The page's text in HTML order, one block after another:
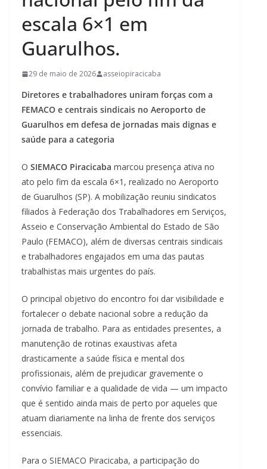
escala 6×1 em
Guarulhos.
29 de maio de 2026 asseiopiracicaba
Diretores e trabalhadores uniram forças com a
FEMACO e centrais sindicais no Aeroporto de
Guarulhos em defesa de jornadas mais dignas e
saúde para a categoria
O SIEMACO Piracicaba marcou presença ativa no
ato pelo fim da escala 6×1, realizado no Aeroporto
de Guarulhos (SP). A mobilização reuniu sindicatos
filiados à Federação dos Trabalhadores em Serviços,
Asseio e Conservação Ambiental do Estado de São
Paulo (FEMACO), além de diversas centrais sindicais
e trabalhadores engajados em uma das pautas
trabalhistas mais urgentes do país.
O principal objetivo do encontro foi dar visibilidade e
fortalecer o debate nacional sobre a redução da
jornada de trabalho. Para as entidades presentes, a
manutenção de rotinas exaustivas afeta
drasticamente a saúde física e mental dos
profissionais, além de prejudicar gravemente o
convívio familiar e a qualidade de vida — um impacto
que é sentido ainda mais de perto por aqueles que
atuam diariamente na linha de frente dos serviços
essenciais.
Para o SIEMACO Piracicaba, a participação do